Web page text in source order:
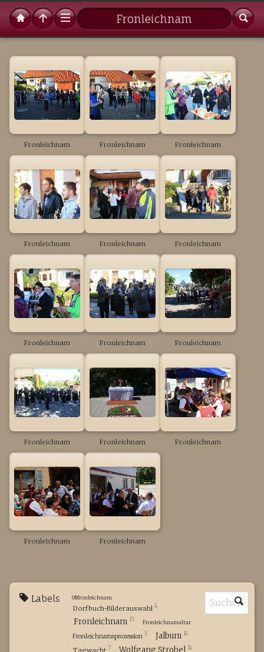
Fronleichnam
Fronleichnam Fronleichnam Fronleichnam
Fronleichnam Fronleichnam Fronleichnam
Fronleichnam Fronleichnam Fronleichnam
Fronleichnam Fronleichnam Fronleichnam
Fronleichnam Fronleichnam
Labels 08fronleichnam
Dorfbuch-Bilderauswahl 4
Fronleichnam 15 Fronleichnamaltar
Fronleichnamsprozession 3 Jalbum 14
Tagwacht 7 Wolfgang Strobel 14